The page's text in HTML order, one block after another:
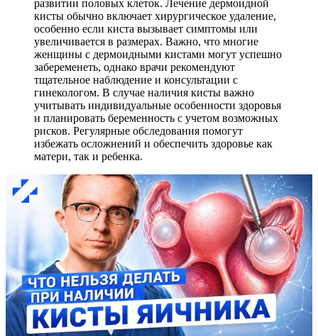
развитии половых клеток. Лечение дермоидной
кисты обычно включает хирургическое удаление,
особенно если киста вызывает симптомы или
увеличивается в размерах. Важно, что многие
женщины с дермоидными кистами могут успешно
забеременеть, однако врачи рекомендуют
тщательное наблюдение и консультации с
гинекологом. В случае наличия кисты важно
учитывать индивидуальные особенности здоровья
и планировать беременность с учетом возможных
рисков. Регулярные обследования помогут
избежать осложнений и обеспечить здоровье как
матери, так и ребенка.